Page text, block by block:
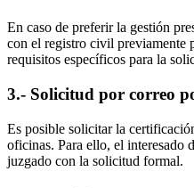
En caso de preferir la gestión
con el registro civil previamente
requisitos específicos para la
3.- Solicitud por correo
Es posible solicitar la
oficinas. Para ello, el interesado
juzgado con la solicitud formal.